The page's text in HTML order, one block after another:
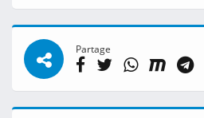
Partage